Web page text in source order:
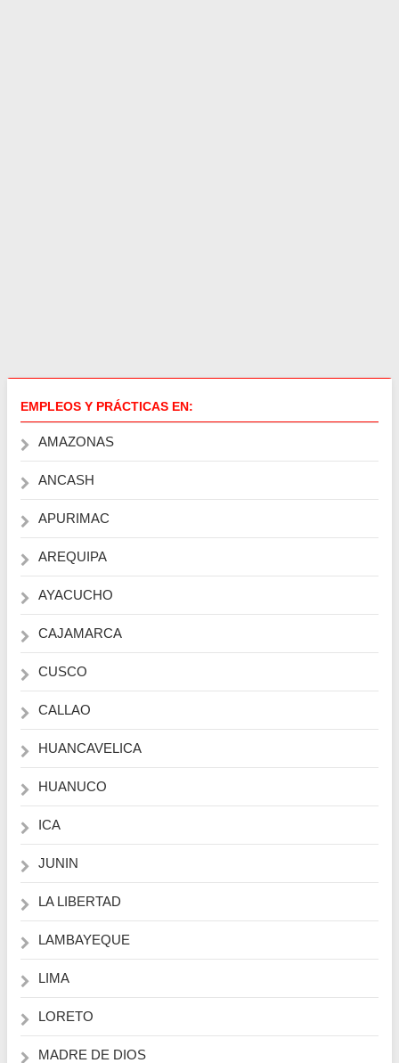
EMPLEOS Y PRÁCTICAS EN:
AMAZONAS
ANCASH
APURIMAC
AREQUIPA
AYACUCHO
CAJAMARCA
CUSCO
CALLAO
HUANCAVELICA
HUANUCO
ICA
JUNIN
LA LIBERTAD
LAMBAYEQUE
LIMA
LORETO
MADRE DE DIOS